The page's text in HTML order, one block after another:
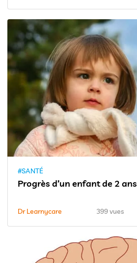
#SANTÉ
Progrès d’un enfant de 2 ans
Dr Learnycare 399 vues